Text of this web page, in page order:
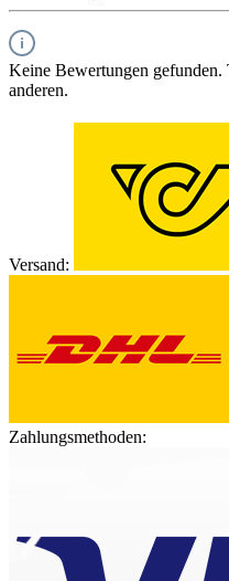
Keine Bewertungen
anderen.
Versand:
Zahlungsmethoden: